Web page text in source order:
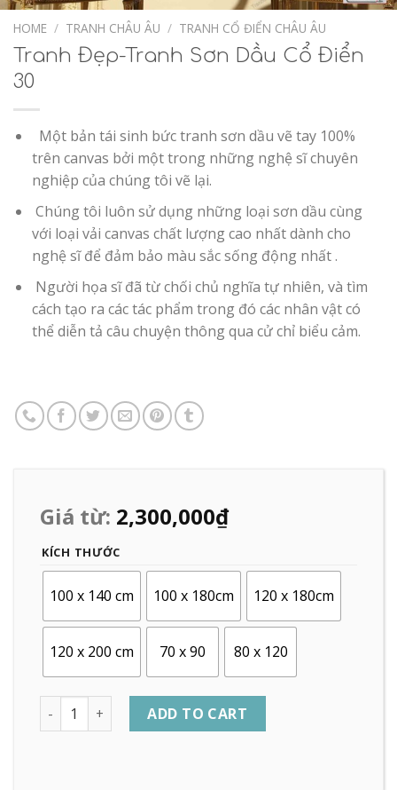
Add to
HOME / TRANH CHÂU ÂU / TRANH CỔ ĐIỂN CHÂU ÂU
Tranh Đẹp-Tranh Sơn Dầu Cổ Điển
30
Một bản tái sinh bức tranh sơn dầu vẽ tay 100%
trên canvas bởi một trong những nghệ sĩ chuyên
nghiệp của chúng tôi vẽ lại.
Chúng tôi luôn sử dụng những loại sơn dầu cùng
với loại vải canvas chất lượng cao nhất dành cho
nghệ sĩ để đảm bảo màu sắc sống động nhất .
Người họa sĩ đã từ chối chủ nghĩa tự nhiên, và tìm
cách tạo ra các tác phẩm trong đó các nhân vật có
thể diễn tả câu chuyện thông qua cử chỉ biểu cảm.
Giá từ: 2,300,000₫
KÍCH THƯỚC
100 x 140 cm 100 x 180cm 120 x 180cm
120 x 200 cm 70 x 90 80 x 120
Quantity ADD TO CART